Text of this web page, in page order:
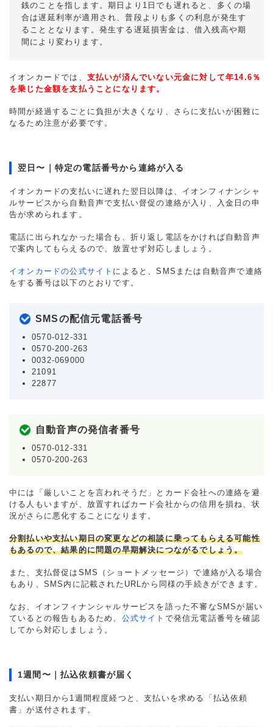
銭のことを指します。期日より1日でも遅れると、多くの場
合は遅延利率が適用され、普段よりも多くの利息が発生す
ることとなります。発生する遅延損害金は、借入残高や期
間により変わります。
イオンカードでは、 支払いが済んでいない元金に対して年14.6％
を乗じた金額を支払うことになります。
時間が経過するごとに負担が大きくなり、さらに支払いが困難に
なるため注意が必要です。
翌日〜｜特定の電話番号から連絡が入る
イオンカードの支払いに遅れた翌日以降は、イオンフィナンシャ
ルサービスから自動音声で支払い督促の連絡が入り、入金日の申
告が求められます。
電話に出られなかった場合も、折り返し電話をかければ自動音声
で案内してもらえるので、放置せず対応しましょう。
イオンカードの公式サイト によると、SMSまたは自動音声で連絡
をする番号は以下のとおりです。
SMSの配信元電話番号
0570-012-331
0570-200-263
0032-069000
21091
22877
自動音声の発信者番号
0570-012-331
0570-200-263
中には「厳しいことを言われそうだ」とカード会社への連絡を避
ける人もいますが、放置すればカード会社からの信用を損ね、状
況がさらに悪化することになります。
分割払いや支払い期日の変更などの相談に乗ってもらえる可能性
もあるので、結果的に問題の早期解決につながるでしょう。
また、支払督促はSMS（ショートメッセージ）で連絡が入る場合
もあり、SMS内に記載されたURLから同様の手続きができます。
なお、イオンフィナンシャルサービスを語った不審なSMSが届い
ているとの報告もあるため、 公式サイト で発信元電話番号を確認
してから対応しましょう。
1週間〜｜払込依頼書が届く
支払い期日から1週間程度経つと、支払いを求める「払込依頼
書」が送付されます。